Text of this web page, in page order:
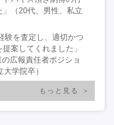
」（20代、男性、私立
験を査定し、適切かつ
案してくれました」
広報責任者ポジショ
学院卒）
もっと見る